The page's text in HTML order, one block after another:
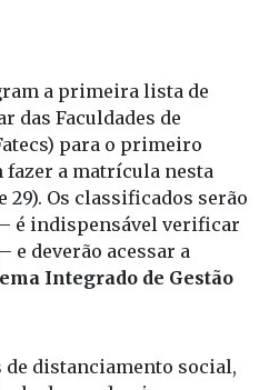
a primeira lista de
das Faculdades de
para o primeiro
fazer a matrícula nesta
Os classificados serão
é indispensável verificar
e deverão acessar a